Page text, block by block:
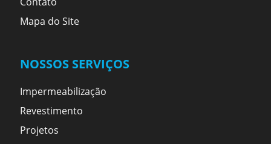
Mapa do Site
NOSSOS SERVIÇOS
Impermeabilização
Revestimento
Projetos